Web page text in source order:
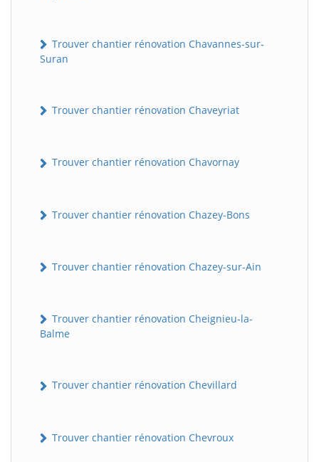
Trouver chantier rénovation Chavannes-sur-
Suran
Trouver chantier rénovation Chaveyriat
Trouver chantier rénovation Chavornay
Trouver chantier rénovation Chazey-Bons
Trouver chantier rénovation Chazey-sur-Ain
Trouver chantier rénovation Cheignieu-la-
Balme
Trouver chantier rénovation Chevillard
Trouver chantier rénovation Chevroux